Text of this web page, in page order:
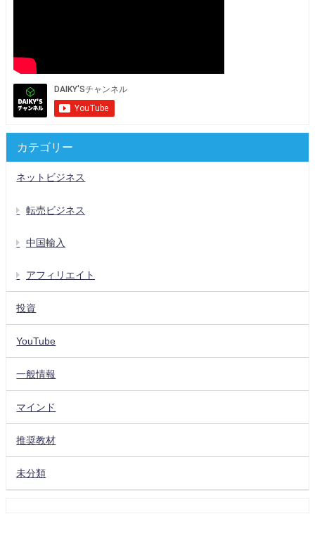
カテゴリー
ネットビジネス
転売ビジネス
中国輸入
アフィリエイト
投資
YouTube
一般情報
マインド
推奨教材
未分類